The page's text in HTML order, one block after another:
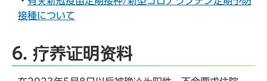
接種について
6. 疗养证明资料